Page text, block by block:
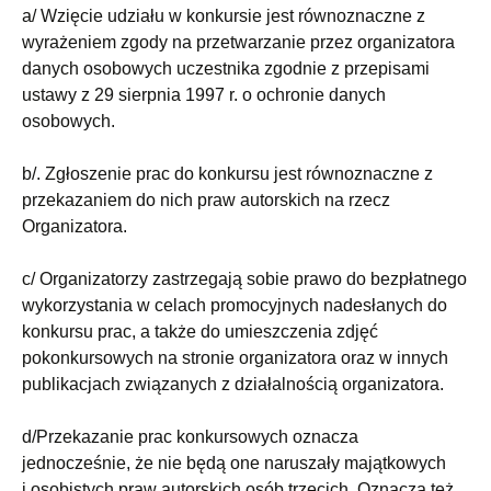
a/ Wzięcie udziału w konkursie jest równoznaczne z
wyrażeniem zgody na przetwarzanie przez organizatora
danych osobowych uczestnika zgodnie z przepisami
ustawy z 29 sierpnia 1997 r. o ochronie danych
osobowych.
b/. Zgłoszenie prac do konkursu jest równoznaczne z
przekazaniem do nich praw autorskich na rzecz
Organizatora.
c/ Organizatorzy zastrzegają sobie prawo do bezpłatnego
wykorzystania w celach promocyjnych nadesłanych do
konkursu prac, a także do umieszczenia zdjęć
pokonkursowych na stronie organizatora oraz w innych
publikacjach związanych z działalnością organizatora.
d/Przekazanie prac konkursowych oznacza
jednocześnie, że nie będą one naruszały majątkowych